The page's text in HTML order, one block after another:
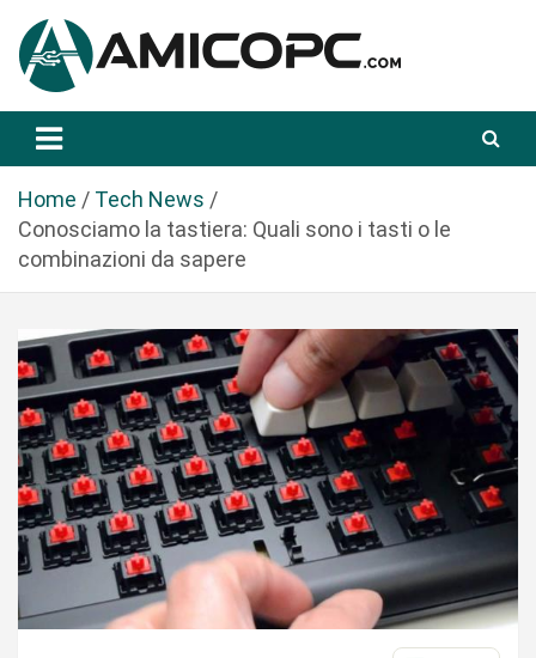
a
Amicopc.com
Home
Tech News
Conosciamo la tastiera: Quali sono i tasti o le
combinazioni da sapere